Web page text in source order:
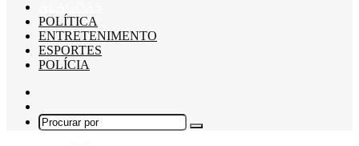
POLÍTICA
ENTRETENIMENTO
ESPORTES
POLÍCIA
skin
Procurar